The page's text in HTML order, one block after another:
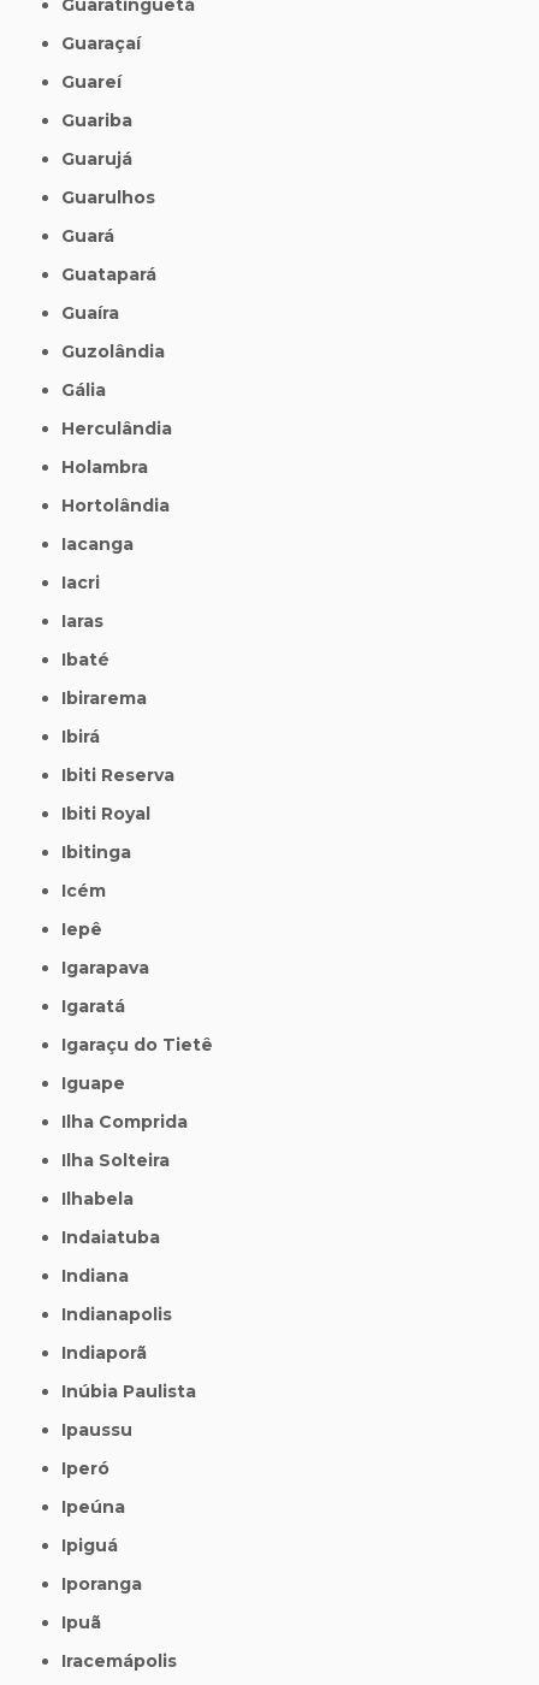
Guaratinguetá
Guaraçaí
Guareí
Guariba
Guarujá
Guarulhos
Guará
Guatapará
Guaíra
Guzolândia
Gália
Herculândia
Holambra
Hortolândia
Iacanga
Iacri
Iaras
Ibaté
Ibirarema
Ibirá
Ibiti Reserva
Ibiti Royal
Ibitinga
Icém
Iepê
Igarapava
Igaratá
Igaraçu do Tietê
Iguape
Ilha Comprida
Ilha Solteira
Ilhabela
Indaiatuba
Indiana
Indianapolis
Indiaporã
Inúbia Paulista
Ipaussu
Iperó
Ipeúna
Ipiguá
Iporanga
Ipuã
Iracemápolis